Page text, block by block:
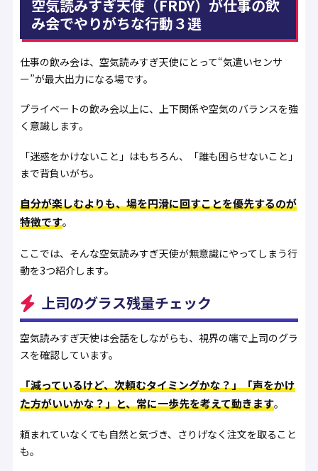
空気読みすぎ天使（FRDY）が仕事の飲
み会でやりがちな行動３選
仕事の飲み会は、空気読みすぎ天使にとって“気遣いセンサ
ー”が最大出力になる場です。
プライベートの飲み会以上に、上下関係や空気のバランスを強
く意識します。
「迷惑をかけないこと」はもちろん、「誰も困らせないこと」
まで背負いがち。
自分が楽しむよりも、場を円滑に回すことを優先するのが
特徴です。
ここでは、そんな空気読みすぎ天使が無意識にやってしまう行
動を3つ紹介します。
上司のグラス残量チェック
空気読みすぎ天使は会話をしながらも、視界の端で上司のグラ
スを確認しています。
「減っているけど、次頼むタイミングかな？」「声をかけ
た方がいいかな？」と、常に一歩先を考えて動きます。
頼まれていなくても自然と気づき、さりげなく注文を取ること
も。